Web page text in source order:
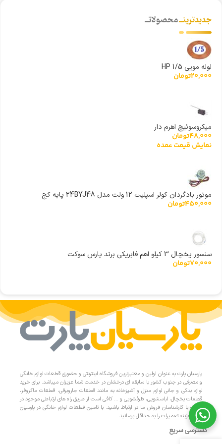
جدیدترینــمحصولاتــ
لوله مویی 1/5 HP
20,000تومان
میکروسوئیچ اهرم دار
48,000تومان
نمایش قیمت عمده
موتور بادگردان کولر اسپلیت 12 ولت مدل 24BYJ48 پایه کج
450,000تومان
سنسور یخچال 3 کیلو اهم فابریکی برند پارس سوکت
70,000تومان
پارسیان پارت به عنوان اولین و معتبرترین فروشگاه اینترنتی و حضوری قطعات لوازم خانگی
و مصرفی در جنوب کشور با سابقه ای درخشان در خدمت شما عزیزان میباشد. برای خرید
لوازم یدکی و جانی لوازم منزل و آشپزخانه به مانند قطعات جاروبرقی، قطعات ماکروفر،
قطعات یخچال، لباسشویی، ظرفشویی و … کافی است از طریق راه های ارتباطی موجود در
سایت با کارشناسان فروش ما در ارتباط باشید. با تامین قطعات لوازم خانگی در پارسیان
پارت، هزینه تعمیرات را به حداقل برسانید.
دسترسی سریع